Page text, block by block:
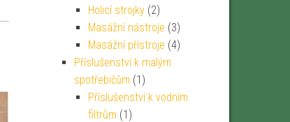
Holicí strojky (2)
Masážní nástroje (3)
Masážní přístroje (4)
Příslušenství k malým
spotřebičům (1)
Příslušenství k vodním
filtrům (1)